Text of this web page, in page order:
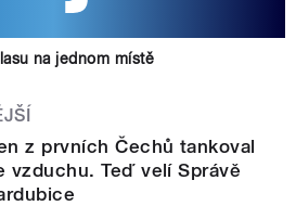
na jednom místě
z prvních Čechů tankoval
vzduchu. Teď velí Správě